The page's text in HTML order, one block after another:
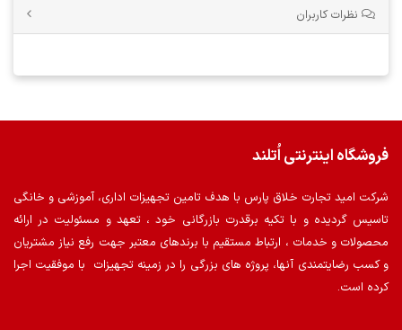
نظرات کاربران
فروشگاه اینترنتی اُتلند
شرکت امید تجارت خلاق پارس با هدف تامین تجهیزات اداری، آموزشی و خانگی
تاسیس گردیده و با تکیه برقدرت بازرگانی خود ، تعهد و مسئولیت در ارائه
محصولات و خدمات ، ارتباط مستقیم با برندهای معتبر جهت رفع نیاز مشتریان
و کسب رضایتمندی آنها، پروژه های بزرگی را در زمینه تجهیزات با موفقیت اجرا
کرده است.